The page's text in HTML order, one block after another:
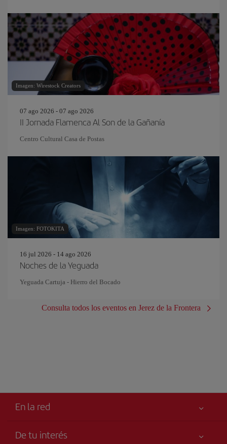
Imagen: Wirestock Creators
07 ago 2026 - 07 ago 2026
II Jornada Flamenca Al Son de la Gañanía
Centro Cultural Casa de Postas
Imagen: FOTOKITA
16 jul 2026 - 14 ago 2026
Noches de la Yeguada
Yeguada Cartuja - Hierro del Bocado
Consulta todos los eventos en Jerez de la Frontera
En la red
De tu interés